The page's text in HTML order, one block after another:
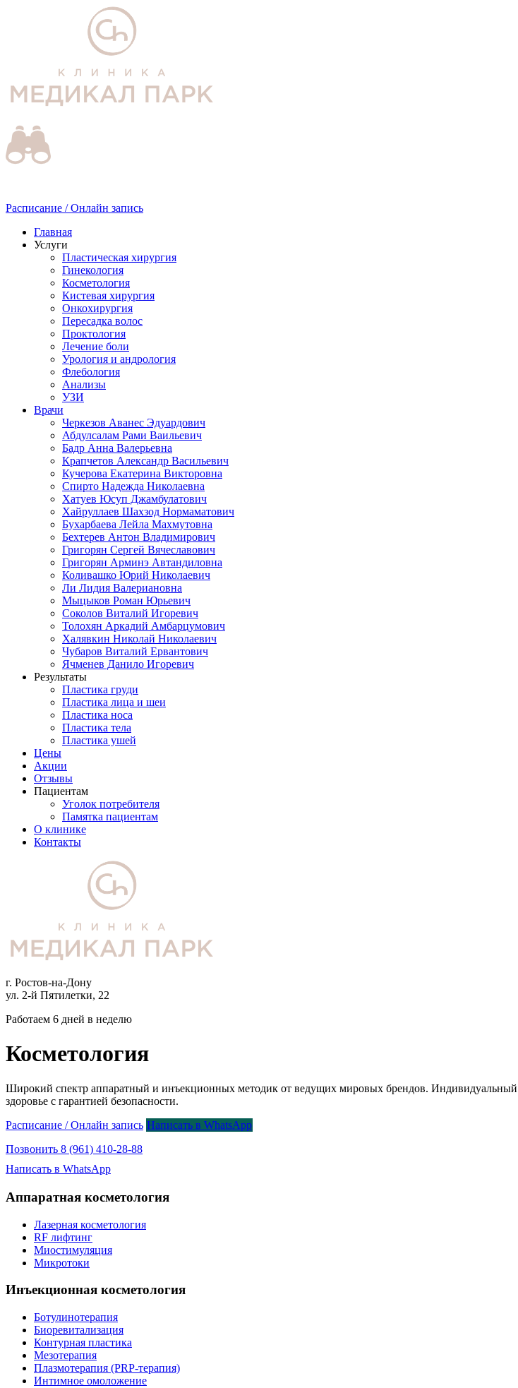
Расписание / Онлайн запись
Главная
Услуги
Пластическая хирургия
Гинекология
Косметология
Кистевая хирургия
Онкохирургия
Пересадка волос
Проктология
Лечение боли
Урология и андрология
Флебология
Анализы
УЗИ
Врачи
Черкезов Аванес Эдуардович
Абдулсалам Рами Ваильевич
Бадр Анна Валерьевна
Крапчетов Александр Васильевич
Кучерова Екатерина Викторовна
Спирто Надежда Николаевна
Хатуев Юсуп Джамбулатович
Хайруллаев Шахзод Нормаматович
Бухарбаева Лейла Махмутовна
Бехтерев Антон Владимирович
Григорян Сергей Вячеславович
Григорян Арминэ Автандиловна
Коливашко Юрий Николаевич
Ли Лидия Валериановна
Мыцыков Роман Юрьевич
Соколов Виталий Игоревич
Толохян Аркадий Амбарцумович
Халявкин Николай Николаевич
Чубаров Виталий Ервантович
Ячменев Данило Игоревич
Результаты
Пластика груди
Пластика лица и шеи
Пластика носа
Пластика тела
Пластика ушей
Цены
Акции
Отзывы
Пациентам
Уголок потребителя
Памятка пациентам
О клинике
Контакты
г. Ростов-на-Дону
ул. 2-й Пятилетки, 22
Работаем 6 дней в неделю
Косметология
Широкий спектр аппаратный и инъекционных методик от ведущих мировых брендов. Индивидуальный
здоровье с гарантией безопасности.
Расписание / Онлайн запись Написать в WhatsApp
Позвонить 8 (961) 410-28-88
Написать в WhatsApp
Аппаратная косметология
Лазерная косметология
RF лифтинг
Миостимуляция
Микротоки
Инъекционная косметология
Ботулинотерапия
Биоревитализация
Контурная пластика
Мезотерапия
Плазмотерапия (PRP-терапия)
Интимное омоложение